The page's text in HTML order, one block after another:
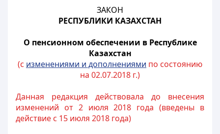
ЗАКОН
РЕСПУБЛИКИ КАЗАХСТАН
О пенсионном обеспечении в Республике
Казахстан
(с изменениями и дополнениями по состоянию
на 02.07.2018 г.)
Данная редакция действовала до внесения
изменений от 2 июля 2018 года (введены в
действие с 15 июля 2018 года)